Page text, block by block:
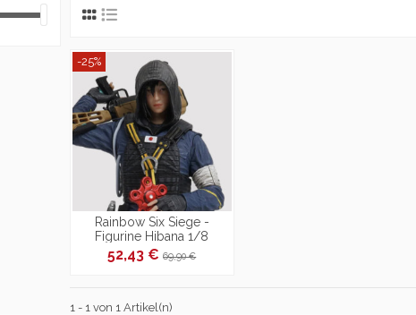
-25%
Rainbow Six Siege -
Figurine Hibana 1/8
52,43 €69,90 €
1 - 1 von 1 Artikel(n)